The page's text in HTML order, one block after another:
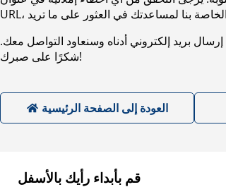
بريد إلكتروني أدناه وسنعاود التواصل معك.
شكرًا على صبرك!
العودة إلى الصفحة الرئيسية
قم بأبداء رأيك بالأسفل